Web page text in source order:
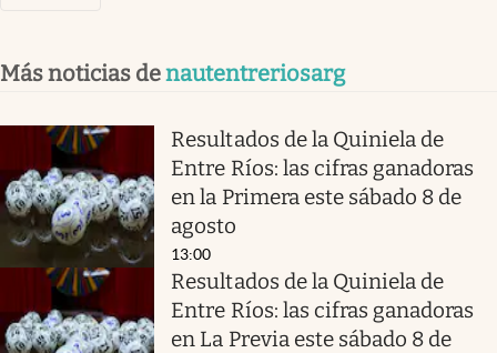
Más noticias denautentreriosarg
Resultados de la Quiniela de
Entre Ríos: las cifras ganadoras
en la Primera este sábado 8 de
agosto
13:00
Resultados de la Quiniela de
Entre Ríos: las cifras ganadoras
en La Previa este sábado 8 de